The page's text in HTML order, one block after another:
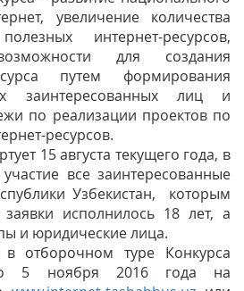
увеличение количества
интернет-ресурсов,
для создания
путем формирования
заинтересованных лиц и
по реализации проектов по
ресурсов.
15 августа текущего года, в
все заинтересованные
Узбекистан, которым
исполнилось 18 лет, а
и юридические лица.
в отборочном туре Конкурса
5 ноября 2016 года на